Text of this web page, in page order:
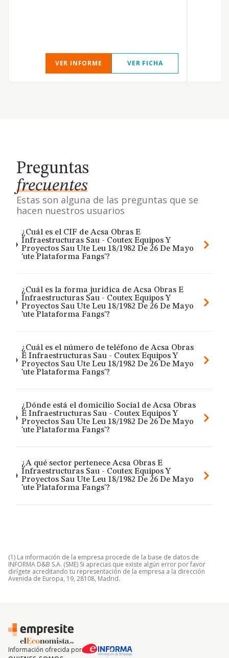
VER INFORME VER FICHA
Preguntas
frecuentes
Estas son alguna de las preguntas que se
hacen nuestros usuarios
¿Cuál es el CIF de Acsa Obras E
Infraestructuras Sau - Coutex Equipos Y
Proyectos Sau Ute Leu 18/1982 De 26 De Mayo
'ute Plataforma Fangs'?
¿Cuál es la forma jurídica de Acsa Obras E
Infraestructuras Sau - Coutex Equipos Y
Proyectos Sau Ute Leu 18/1982 De 26 De Mayo
'ute Plataforma Fangs'?
¿Cuál es el número de teléfono de Acsa Obras
E Infraestructuras Sau - Coutex Equipos Y
Proyectos Sau Ute Leu 18/1982 De 26 De Mayo
'ute Plataforma Fangs'?
¿Dónde está el domicilio Social de Acsa Obras
E Infraestructuras Sau - Coutex Equipos Y
Proyectos Sau Ute Leu 18/1982 De 26 De Mayo
'ute Plataforma Fangs'?
¿A qué sector pertenece Acsa Obras E
Infraestructuras Sau - Coutex Equipos Y
Proyectos Sau Ute Leu 18/1982 De 26 De Mayo
'ute Plataforma Fangs'?
(1) La información de la empresa procede de la base de datos de
INFORMA D&B S.A. (SME) Si aprecias que existe algún error por favor
dirígete acreditando tu representación de la empresa a la dirección
Avenida de Europa, 19, 28108, Madrid.
Información ofrecida por